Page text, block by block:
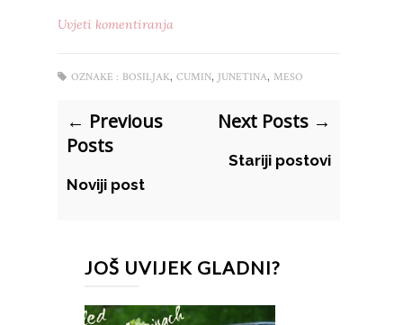
Uvjeti komentiranja
OZNAKE : BOSILJAK, CUMIN, JUNETINA, MESO
← Previous
Posts
Noviji post
Next Posts →
Stariji postovi
JOŠ UVIJEK GLADNI?